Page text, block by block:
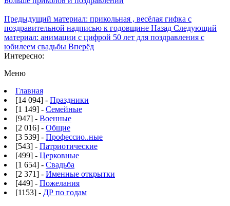
Предыдущий материал: прикольная , весёлая гифка с
поздравительной надписью к годовщине Назад Следующий
материал: анимации с цифрой 50 лет для поздравления с
юбилеем свадьбы Вперёд
Интересно:
Меню
Главная
[14 094] - Праздники
[1 149] - Семейные
[947] - Военные
[2 016] - Общие
[3 539] - Профессио..ные
[543] - Патриотические
[499] - Церковные
[1 654] - Свадьба
[2 371] - Именные открытки
[449] - Пожелания
[1153] - ДР по годам